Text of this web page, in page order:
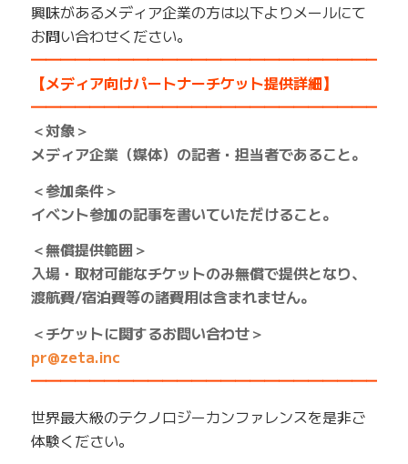
興味があるメディア企業の方は以下よりメールにて
お問い合わせください。
【メディア向けパートナーチケット提供詳細】
＜対象＞
メディア企業（媒体）の記者・担当者であること。
＜参加条件＞
イベント参加の記事を書いていただけること。
＜無償提供範囲＞
入場・取材可能なチケットのみ無償で提供となり、
渡航費/宿泊費等の諸費用は含まれません。
＜チケットに関するお問い合わせ＞
pr@zeta.inc
世界最大級のテクノロジーカンファレンスを是非ご
体験ください。